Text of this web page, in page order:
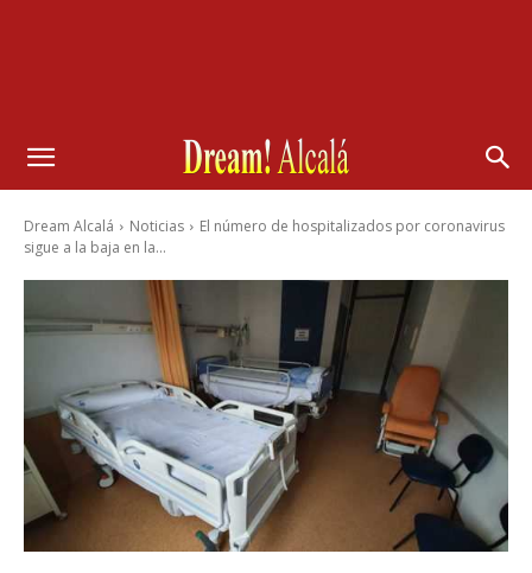
Dream Alcalá Noticias
El número de hospitalizados por coronavirus
sigue a la baja en la...